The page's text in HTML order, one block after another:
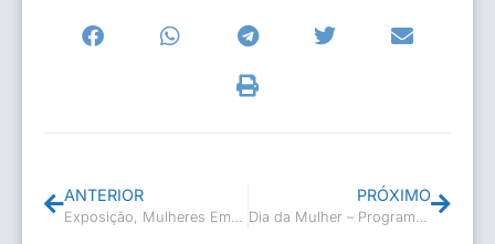
ANTERIOR
Exposição, Mulheres Empoderadas!
PRÓXIMO
Dia da Mulher – Programação